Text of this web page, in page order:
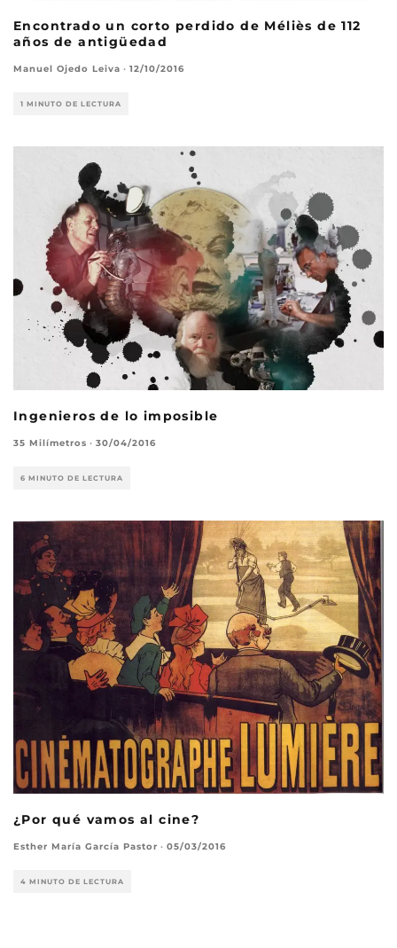
Encontrado un corto perdido de Méliès de 112
años de antigüedad
Manuel Ojedo Leiva · 12/10/2016
1 MINUTO DE LECTURA
Ingenieros de lo imposible
35 Milímetros · 30/04/2016
6 MINUTO DE LECTURA
¿Por qué vamos al cine?
Esther María García Pastor · 05/03/2016
4 MINUTO DE LECTURA